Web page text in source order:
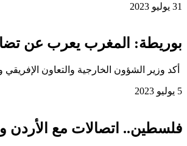
31 يوليو 2023
بوريطة: المغرب يعرب عن
أكد وزير الشؤون الخارجية والتعاون
5 يوليو 2023
فلسطين.. اتصالات مع الأردن